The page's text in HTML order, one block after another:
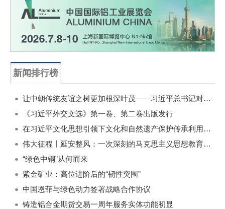
新闻排行榜
让中朝传统友谊之树更加根深叶茂——习近平总书记对朝鲜进行国事访问纪实
《习近平外交文选》第一卷、第二卷出版发行
在习近平文化思想引领下文化和自然遗产保护传承利用工作开创新局面
伟大征程丨延安整风：一次深刻的马克思主义思想教育运动
“绿色中铜”从何而来
紫金矿业：高位进阶后的“韧性突围”
中国恩菲与绿色动力签署战略合作协议
铸造铝合金期货交易一周年服务实体功能初显